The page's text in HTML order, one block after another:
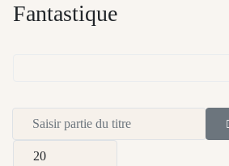
Fantastique
Saisir partie du titre
Afficher #